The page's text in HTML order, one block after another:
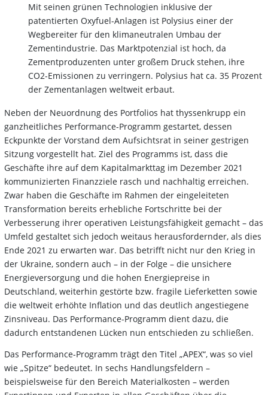
Mit seinen grünen Technologien inklusive der
patentierten Oxyfuel-Anlagen ist Polysius einer der
Wegbereiter für den klimaneutralen Umbau der
Zementindustrie. Das Marktpotenzial ist hoch, da
Zementproduzenten unter großem Druck stehen, ihre
CO2-Emissionen zu verringern. Polysius hat ca. 35 Prozent
der Zementanlagen weltweit erbaut.
Neben der Neuordnung des Portfolios hat thyssenkrupp ein
ganzheitliches Performance-Programm gestartet, dessen
Eckpunkte der Vorstand dem Aufsichtsrat in seiner gestrigen
Sitzung vorgestellt hat. Ziel des Programms ist, dass die
Geschäfte ihre auf dem Kapitalmarkttag im Dezember 2021
kommunizierten Finanzziele rasch und nachhaltig erreichen.
Zwar haben die Geschäfte im Rahmen der eingeleiteten
Transformation bereits erhebliche Fortschritte bei der
Verbesserung ihrer operativen Leistungsfähigkeit gemacht – das
Umfeld gestaltet sich jedoch weitaus herausfordernder, als dies
Ende 2021 zu erwarten war. Das betrifft nicht nur den Krieg in
der Ukraine, sondern auch – in der Folge – die unsichere
Energieversorgung und die hohen Energiepreise in
Deutschland, weiterhin gestörte bzw. fragile Lieferketten sowie
die weltweit erhöhte Inflation und das deutlich angestiegene
Zinsniveau. Das Performance-Programm dient dazu, die
dadurch entstandenen Lücken nun entschieden zu schließen.
Das Performance-Programm trägt den Titel „APEX“, was so viel
wie „Spitze“ bedeutet. In sechs Handlungsfeldern –
beispielsweise für den Bereich Materialkosten – werden